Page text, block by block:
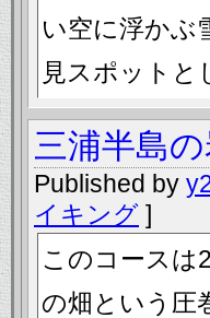
い空に浮かぶ
見スポットと
三浦半島
Published by
イキング ]
このコースは
の畑という圧